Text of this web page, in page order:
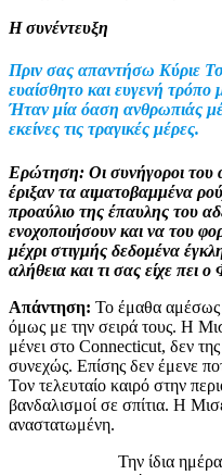
Η συνέντευξη
Πριν σας απαντήσω Κύριε
ευαίσθητο και ευγενή τρόπο
Ήταν μία όαση ανθρωπιάς
εκείνες τις τραγικές μέρες.
Ερώτηση: Οι συνήγοροι του
έριξαν τα αιματοβαμμένα
προαύλιο της έπαυλης του
ενοχοποιήσουν και να του
μέχρι στιγμής δεδομένα
αλήθεια και τι σας είχε πει
Απάντηση: Το έμαθα
όμως με την σειρά τους. Η
μένει στο Connecticut, δεν
συνεχώς. Επίσης δεν έμενε
Τον τελευταίο καιρό στην
βανδαλισμοί σε σπίτια. Η
αναστατωμένη.
Την ίδια